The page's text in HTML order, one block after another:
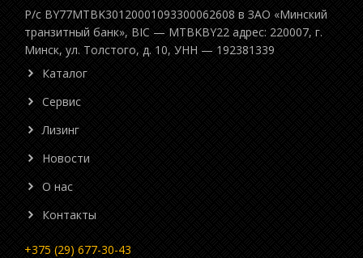
Р/с BY77MTBK30120001093300062608 в ЗАО «Минский
транзитный банк», BIC — MTBKBY22 адрес: 220007, г.
Минск, ул. Толстого, д. 10, УНН — 192381339
Каталог
Сервис
Лизинг
Новости
О нас
Контакты
+375 (29) 677-30-43